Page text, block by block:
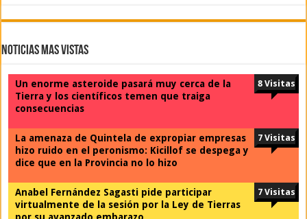
Noticias Mas Vistas
Un enorme asteroide pasará muy cerca de la
Tierra y los científicos temen que traiga
consecuencias
8 Visitas
La amenaza de Quintela de expropiar empresas
hizo ruido en el peronismo: Kicillof se despega y
dice que en la Provincia no lo hizo
7 Visitas
Anabel Fernández Sagasti pide participar
virtualmente de la sesión por la Ley de Tierras
7 Visitas